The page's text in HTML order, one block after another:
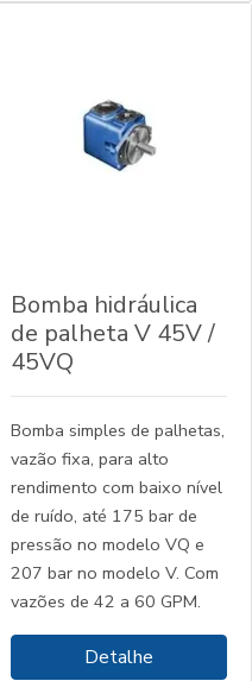
Bomba hidráulica
de palheta V 45V /
45VQ
Bomba simples de palhetas,
vazão fixa, para alto
rendimento com baixo nível
de ruído, até 175 bar de
pressão no modelo VQ e
207 bar no modelo V. Com
vazões de 42 a 60 GPM.
Detalhe